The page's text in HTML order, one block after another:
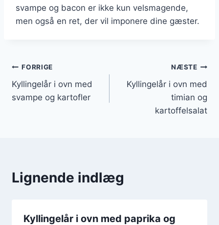
svampe og bacon er ikke kun velsmagende,
men også en ret, der vil imponere dine gæster.
Indlægsnavigation
FORRIGE
Kyllingelår i ovn med
svampe og kartofler
NÆSTE
Kyllingelår i ovn med
timian og
kartoffelsalat
Lignende indlæg
Kyllingelår i ovn med paprika og